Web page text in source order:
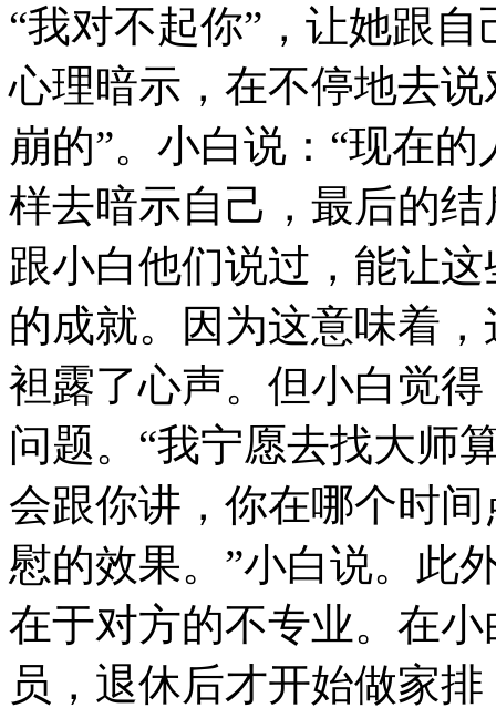
“我对不起你”，让她跟
心理暗示，在不停地去
崩的”。小白说：“现在
样去暗示自己，最后的
跟小白他们说过，能让
的成就。因为这意味着
袒露了心声。但小白觉
问题。“我宁愿去找大师
会跟你讲，你在哪个时
慰的效果。”小白说。此
在于对方的不专业。在
员，退休后才开始做家